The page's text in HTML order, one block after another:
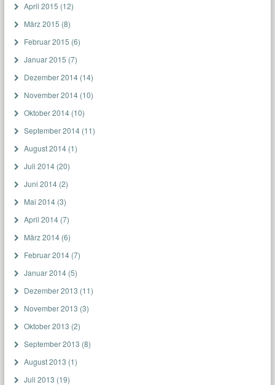
April 2015 (12)
März 2015 (8)
Februar 2015 (6)
Januar 2015 (7)
Dezember 2014(14)
November 2014(10)
Oktober 2014(10)
September 2014(11)
August 2014(1)
Juli 2014(20)
Juni 2014(2)
Mai 2014(3)
April 2014(7)
März 2014(6)
Februar 2014(7)
Januar 2014(5)
Dezember 2013 (11)
November 2013 (3)
Oktober 2013 (2)
September 2013 (8)
August 2013 (1)
Juli 2013 (19)